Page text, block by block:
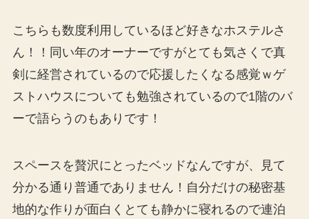
こちらも数度利用しているほど好きなホステルさ
ん！！同い年のオーナーですがとても気さくで真
剣に経営されているので応援したくなる感覚ｗゲ
ストハウスについても勉強されているので1階のバ
ーで語らうのもありです！
スペースを贅沢にとったベッドなんですが、見て
分かる通り普通でありません！自分だけの秘密基
地的な作りが面白くとても静かに寝れるので連泊